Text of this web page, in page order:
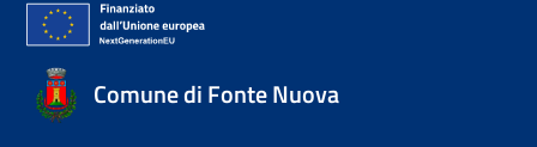
Comune di Fonte Nuova